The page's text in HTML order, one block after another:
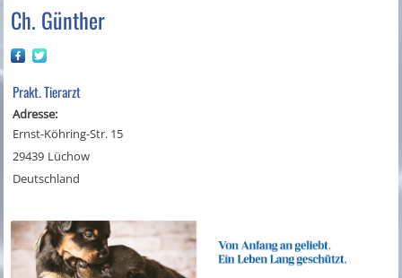
Ch. Günther
Prakt. Tierarzt
Adresse:
Ernst-Köhring-Str. 15
29439 Lüchow
Deutschland